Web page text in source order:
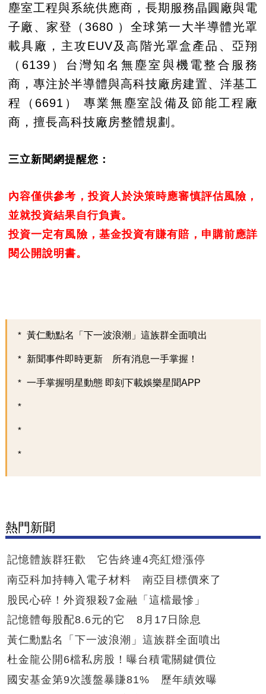
塵室工程與系統供應商，長期服務晶圓廠與電
子廠、家登（3680 ）全球第一大半導體光罩
載具廠，主攻EUV及高階光罩盒產品、亞翔
（6139）台灣知名無塵室與機電整合服務
商，專注於半導體與高科技廠房建置、洋基工
程（6691） 專業無塵室設備及節能工程廠
商，擅長高科技廠房整體規劃。
三立新聞網提醒您：
內容僅供參考，投資人於決策時應審慎評估風險，
並就投資結果自行負責。
投資一定有風險，基金投資有賺有賠，申購前應詳
閱公開說明書。
黃仁勳點名「下一波浪潮」這族群全面噴出
新聞事件即時更新 所有消息一手掌握！
一手掌握明星動態 即刻下載娛樂星聞APP
熱門新聞
記憶體族群狂歡 它告終連4亮紅燈漲停
南亞科加持轉入電子材料 南亞目標價來了
股民心碎！外資狠殺7金融「這檔最慘」
記憶體每股配8.6元的它 8月17日除息
黃仁勳點名「下一波浪潮」這族群全面噴出
杜金龍公開6檔私房股！曝台積電關鍵價位
國安基金第9次護盤暴賺81% 歷年績效曝